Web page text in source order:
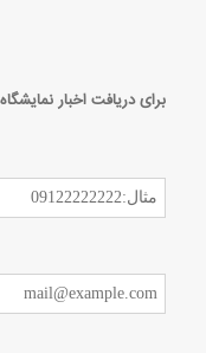
برای دریافت اخبار